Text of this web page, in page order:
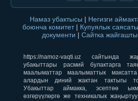
Намаз убактысы | Негизги
боюнча комитет | Купуялык саясаты
документи | Сайтка
https://namoz-vaqti.uz сайтында
убакыттары расмий булактарга
маалыматтар маалыматтык
алардын диний жактан тактыгы
Убакыттар аймакка, эсептөө
өзгөрүүлөргө же техникалык